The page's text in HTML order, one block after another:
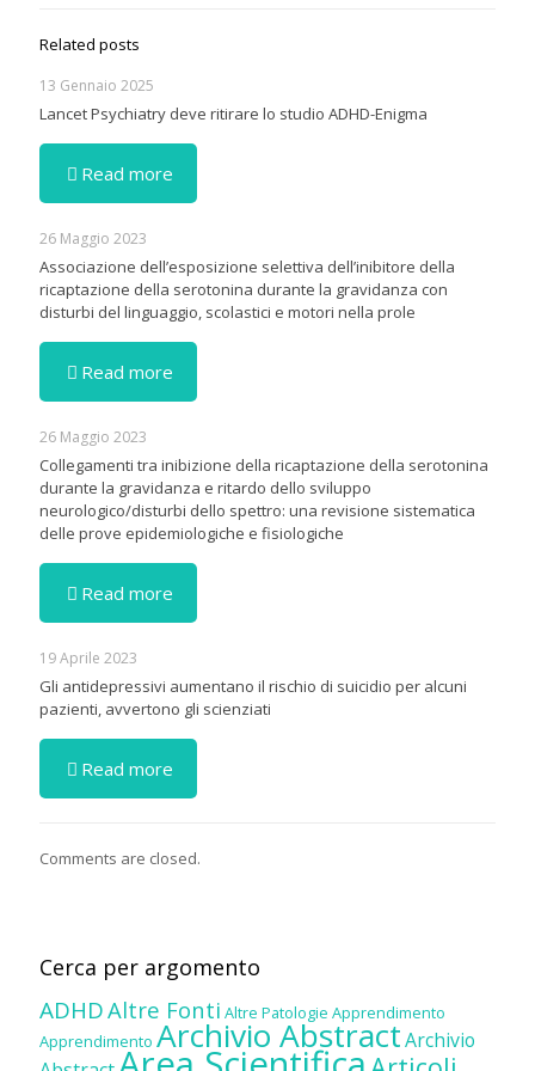
Related posts
13 Gennaio 2025
Lancet Psychiatry deve ritirare lo studio ADHD-Enigma
Read more
26 Maggio 2023
Associazione dell’esposizione selettiva dell’inibitore della
ricaptazione della serotonina durante la gravidanza con
disturbi del linguaggio, scolastici e motori nella prole
Read more
26 Maggio 2023
Collegamenti tra inibizione della ricaptazione della serotonina
durante la gravidanza e ritardo dello sviluppo
neurologico/disturbi dello spettro: una revisione sistematica
delle prove epidemiologiche e fisiologiche
Read more
19 Aprile 2023
Gli antidepressivi aumentano il rischio di suicidio per alcuni
pazienti, avvertono gli scienziati
Read more
Comments are closed.
Cerca per argomento
ADHDAltre Fonti Altre Patologie Apprendimento
Apprendimento Archivio AbstractArchivio